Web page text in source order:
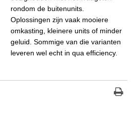
rondom de buitenunits.
Oplossingen zijn vaak mooiere
omkasting, kleinere units of minder
geluid. Sommige van die varianten
leveren wel echt in qua efficiency.